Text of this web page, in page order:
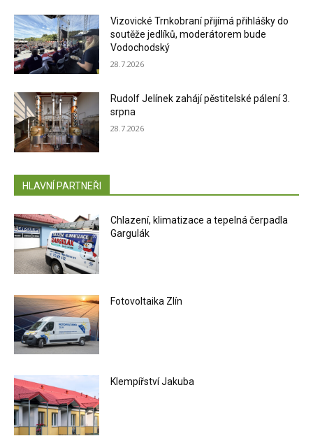
Vizovické Trnkobraní přijímá přihlášky do
soutěže jedlíků, moderátorem bude
Vodochodský
28.7.2026
Rudolf Jelínek zahájí pěstitelské pálení 3.
srpna
28.7.2026
HLAVNÍ PARTNEŘI
Chlazení, klimatizace a tepelná čerpadla
Gargulák
Fotovoltaika Zlín
Klempířství Jakuba